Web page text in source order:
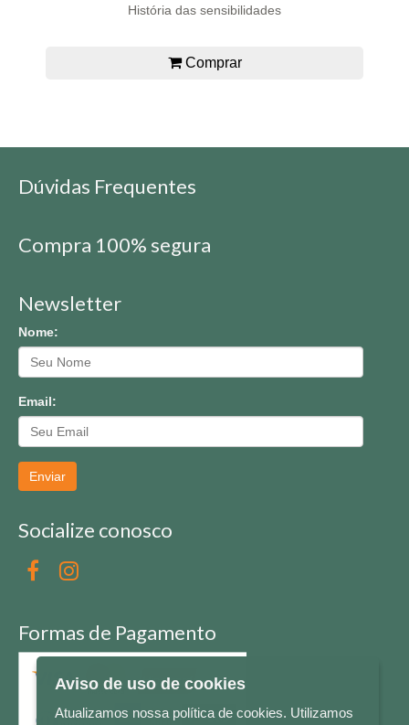
História das sensibilidades
Comprar
Dúvidas Frequentes
Compra 100% segura
Newsletter
Nome:
Email:
Enviar
Socialize conosco
Formas de Pagamento
Aviso de uso de cookies
Atualizamos nossa política de cookies. Utilizamos